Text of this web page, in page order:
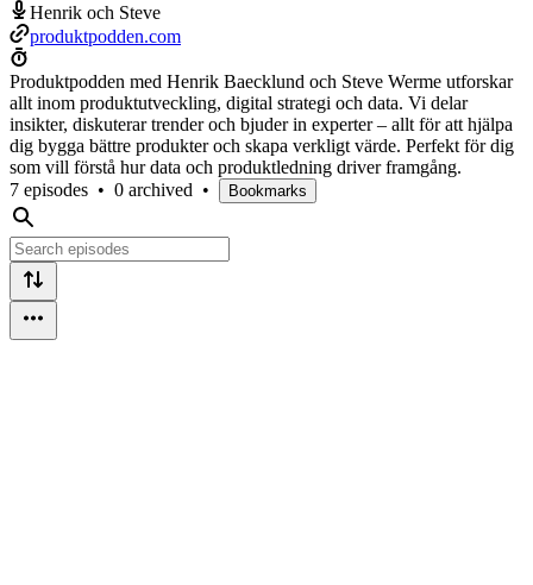
Henrik och Steve
produktpodden.com
Produktpodden med Henrik Baecklund och Steve Werme utforskar
allt inom produktutveckling, digital strategi och data. Vi delar
insikter, diskuterar trender och bjuder in experter – allt för att hjälpa
dig bygga bättre produkter och skapa verkligt värde. Perfekt för dig
som vill förstå hur data och produktledning driver framgång.
7 episodes • 0 archived • Bookmarks